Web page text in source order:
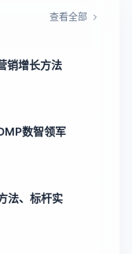
查看全部
销增长方法
数智领军
法、标杆实